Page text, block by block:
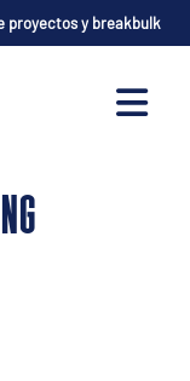
proyectos y breakbulk